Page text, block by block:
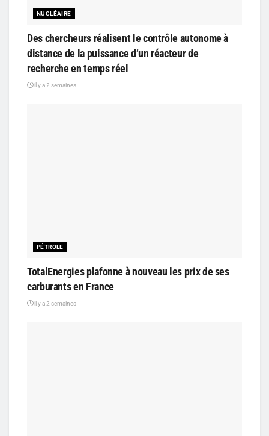
NUCLÉAIRE
Des chercheurs réalisent le contrôle autonome à
distance de la puissance d’un réacteur de
recherche en temps réel
il y a 2 semaines
PÉTROLE
TotalEnergies plafonne à nouveau les prix de ses
carburants en France
il y a 2 semaines